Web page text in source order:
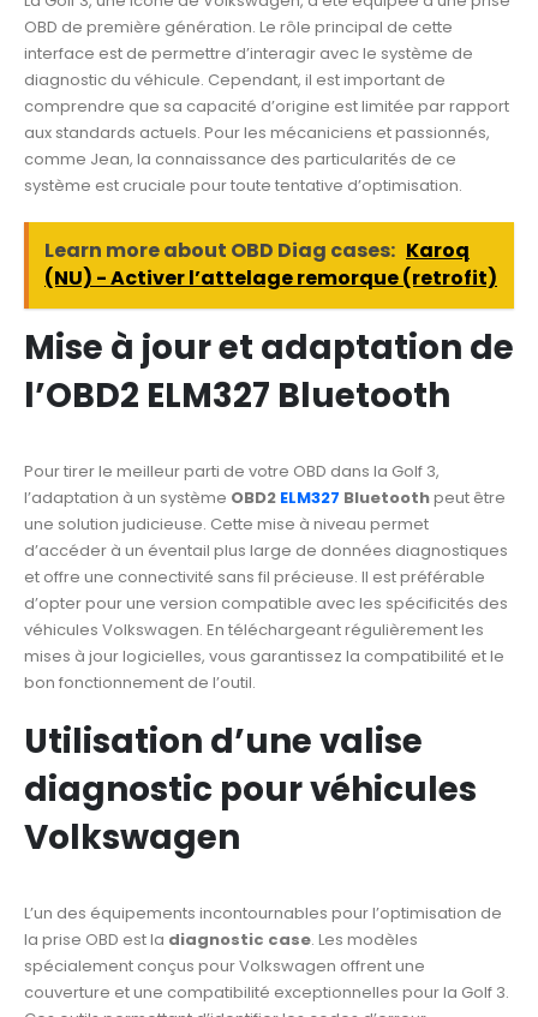
OBD de première génération. Le rôle principal de cette
interface est de permettre d’interagir avec le système de
diagnostic du véhicule. Cependant, il est important de
comprendre que sa capacité d’origine est limitée par rapport
aux standards actuels. Pour les mécaniciens et passionnés,
comme Jean, la connaissance des particularités de ce
système est cruciale pour toute tentative d’optimisation.
Learn more about OBD Diag cases: Karoq
(NU) - Activer l’attelage remorque (retrofit)
Mise à jour et adaptation de
l’OBD2 ELM327 Bluetooth
Pour tirer le meilleur parti de votre OBD dans la Golf 3,
l’adaptation à un système OBD2 ELM327 Bluetoothpeut être
une solution judicieuse. Cette mise à niveau permet
d’accéder à un éventail plus large de données diagnostiques
et offre une connectivité sans fil précieuse. Il est préférable
d’opter pour une version compatible avec les spécificités des
véhicules Volkswagen. En téléchargeant régulièrement les
mises à jour logicielles, vous garantissez la compatibilité et le
bon fonctionnement de l’outil.
Utilisation d’une valise
diagnostic pour véhicules
Volkswagen
L’un des équipements incontournables pour l’optimisation de
la prise OBD est la diagnostic case. Les modèles
spécialement conçus pour Volkswagen offrent une
couverture et une compatibilité exceptionnelles pour la Golf 3.